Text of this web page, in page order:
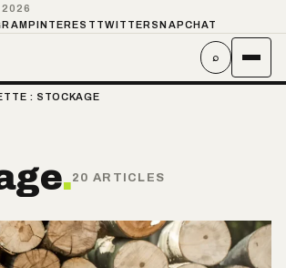
2026
PINTEREST TWITTER SNAPCHAT
⌕
: STOCKAGE
.20 ARTICLES